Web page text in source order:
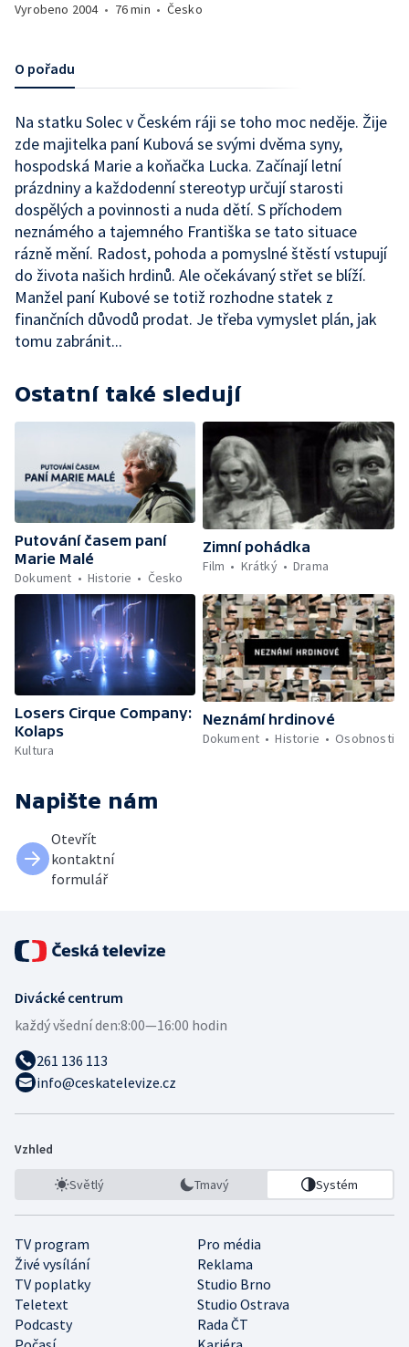
Vyrobeno 2004• 76 min • Česko
O pořadu
Na statku Solec v Českém ráji se toho moc neděje. Žije
zde majitelka paní Kubová se svými dvěma syny,
hospodská Marie a koňačka Lucka. Začínají letní
prázdniny a každodenní stereotyp určují starosti
dospělých a povinnosti a nuda dětí. S příchodem
neznámého a tajemného Františka se tato situace
rázně mění. Radost, pohoda a pomyslné štěstí vstupují
do života našich hrdinů. Ale očekávaný střet se blíží.
Manžel paní Kubové se totiž rozhodne statek z
finančních důvodů prodat. Je třeba vymyslet plán, jak
tomu zabránit...
Ostatní také sledují
Putování časem paní
Marie Malé
Dokument
Historie Česko
Zimní pohádka
Film
Krátký Drama
Losers Cirque Company:
Kolaps
Kultura
Neznámí hrdinové
Dokument
Historie Osobnosti
Napište nám
Otevřít
kontaktní
formulář
Divácké centrum
každý všední den:8:00—16:00 hodin
261 136 113
info@ceskatelevize.cz
Vzhled
Světlý Tmavý Systém
TV program
Pro média
Živé vysílání
Reklama
TV poplatky
Studio Brno
Teletext
Studio Ostrava
Podcasty
Rada ČT